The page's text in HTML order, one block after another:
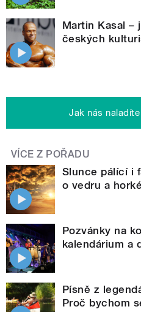
Martin Kasal –
českých
Jak nás
VÍCE Z POŘADU
Slunce pálící i
o vedru a
Pozvánky na
kalendárium a
Písně z
Proč bychom